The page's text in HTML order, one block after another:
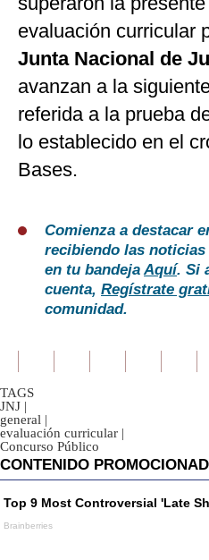
evaluación curricular
Junta Nacional de
avanzan a la
referida a la prueba
lo establecido en el
Bases.
Comienza a destacar
recibiendo las
en tu bandejaAquí. Si
cuenta, Regístrate
comunidad.
TAGS
JNJ |
general |
evaluación curricular |
Concurso Público